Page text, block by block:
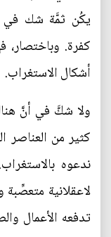
يكُن ثمَّة شك في
كفرة. وباختصار،
أشكال الاستغراب.
ولا شكَّ في أنَّ
كثير من العناصر
ندعوه
لاعقلانية متعصِّبة
تدفعه الأعمال